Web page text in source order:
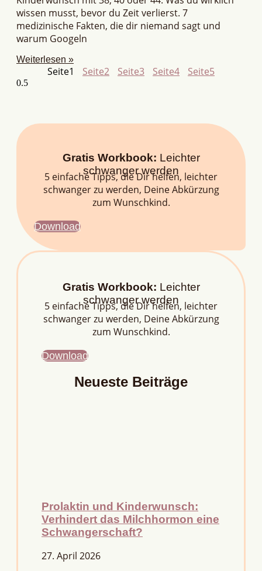
wissen musst, bevor du Zeit verlierst. 7
medizinische Fakten, die dir niemand sagt und
warum Googeln
Weiterlesen »
Seite1 Seite2 Seite3 Seite4 Seite5
Gratis Workbook: Leichter
schwanger werden
5 einfache Tipps, die Dir helfen, leichter
schwanger zu werden, Deine Abkürzung
zum Wunschkind.
Download
Gratis Workbook: Leichter
schwanger werden
5 einfache Tipps, die Dir helfen, leichter
schwanger zu werden, Deine Abkürzung
zum Wunschkind.
Download
Neueste Beiträge
Prolaktin und Kinderwunsch:
Verhindert das Milchhormon eine
Schwangerschaft?
27. April 2026